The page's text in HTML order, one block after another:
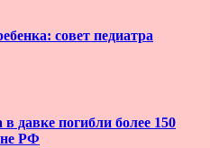
совет педиатра
давке погибли более 150
РФ